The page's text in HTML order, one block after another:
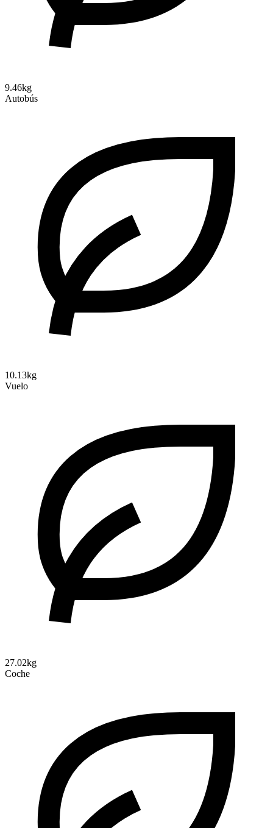
9.46kg
Autobús
10.13kg
Vuelo
27.02kg
Coche